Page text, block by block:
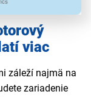
viac
záleží najmä na
zariadenie